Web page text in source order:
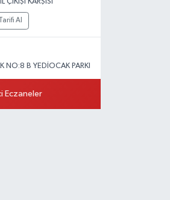
Al
NO:8 B YEDİOCAK PARKI
Al
Eczaneler